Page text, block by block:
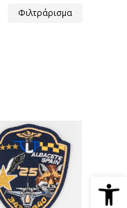
Φιλτράρισμα